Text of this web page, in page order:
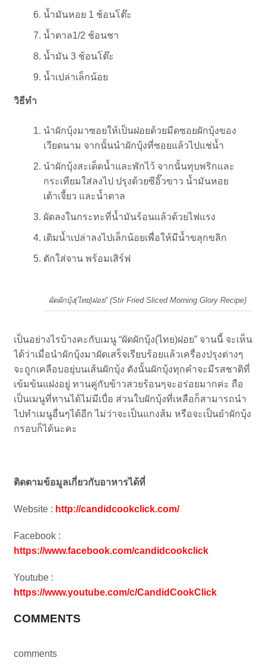
น้ำมันหอย 1 ช้อนโต๊ะ
น้ำตาล1/2 ช้อนชา
น้ำมัน 3 ช้อนโต๊ะ
น้ำเปล่าเล็กน้อย
วิธีทำ
นำผักบุ้งมาซอยให้เป็นฝอยด้วยมีดซอยผักบุ้งของ
เวียดนาม จากนั้นนำผักบุ้งที่ซอยแล้วไปแช่น้ำ
นำผักบุ้งสะเด็ดน้ำและพักไว้ จากนั้นทุบพริกและ
กระเทียมใส่ลงไป ปรุงด้วยซีอิ๊วขาว น้ำมันหอย
เต้าเจี้ยว และน้ำตาล
ผัดลงในกระทะที่น้ำมันร้อนแล้วด้วยไฟแรง
เติมน้ำเปล่าลงไปเล็กน้อยเพื่อให้มีน้ำขลุกขลิก
ตักใส่จาน พร้อมเสิร์ฟ
ผัดผักบุ้ง(ไทย)ฝอย” (Stir Fried Sliced Morning Glory Recipe)
เป็นอย่างไรบ้างคะกับเมนู “ผัดผักบุ้ง(ไทย)ฝอย” จานนี้ จะเห็น
ได้ว่าเมื่อนำผักบุ้งมาผัดเสร็จเรียบร้อยแล้วเครื่องปรุงต่างๆ
จะถูกเคลือบอยุ่บนเส้นผักบุ้ง ดังนั้นผักบุ้งทุกคำจะมีรสชาติที่
เข้มข้นแฝงอยู่ ทานคู่กับข้าวสวยร้อนๆจะอร่อยมากค่ะ ถือ
เป็นเมนูที่ทานได้ไม่มีเบื่อ ส่วนใบผักบุ้งที่เหลือก็สามารถนำ
ไปทำเมนูอื่นๆได้อีก ไม่ว่าจะเป็นแกงส้ม หรือจะเป็นยำผักบุ้ง
กรอบก็ได้นะคะ
ติดตามข้อมูลเกี่ยวกับอาหารได้ที่
Website : http://candidcookclick.com/
Facebook :
https://www.facebook.com/candidcookclick
Youtube :
https://www.youtube.com/c/CandidCookClick
COMMENTS
comments